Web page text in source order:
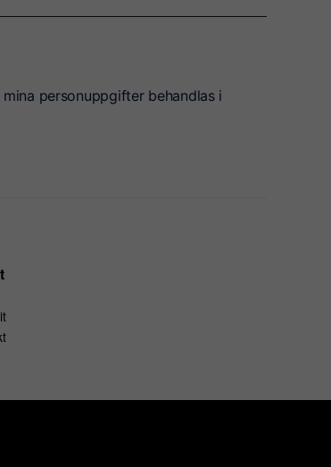
personuppgifter behandlas i